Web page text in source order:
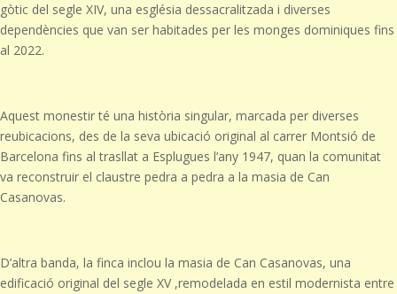
gòtic del segle XIV, una església dessacralitzada i diverses
dependències que van ser habitades per les monges dominiques fins
al 2022.
Aquest monestir té una història singular, marcada per diverses
reubicacions, des de la seva ubicació original al carrer Montsió de
Barcelona fins al trasllat a Esplugues l’any 1947, quan la comunitat
va reconstruir el claustre pedra a pedra a la masia de Can
Casanovas.
D’altra banda, la finca inclou la masia de Can Casanovas, una
edificació original del segle XV ,remodelada en estil modernista entre